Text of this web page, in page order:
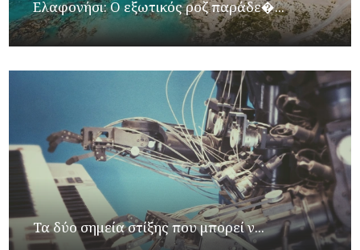
Ελαφονήσι: Ο εξωτικός ροζ παράδε�...
Τα δύο σημεία στίξης που μπορεί ν...